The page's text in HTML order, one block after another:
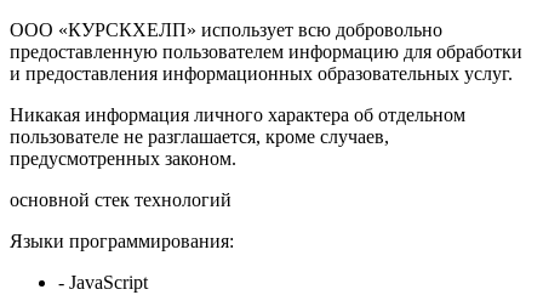
ООО «КУРСКХЕЛП» использует всю добровольно
предоставленную пользователем информацию для обработки
и предоставления информационных образовательных услуг.
Никакая информация личного характера об отдельном
пользователе не разглашается, кроме случаев,
предусмотренных законом.
основной стек технологий
Языки программирования:
- JavaScript